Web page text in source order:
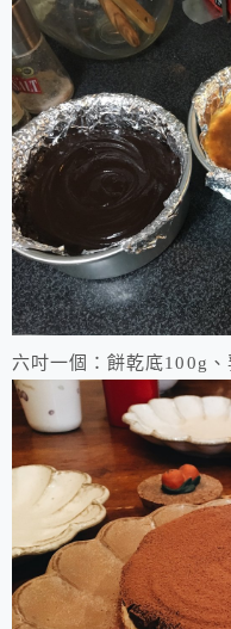
六吋一個：餅乾底100g